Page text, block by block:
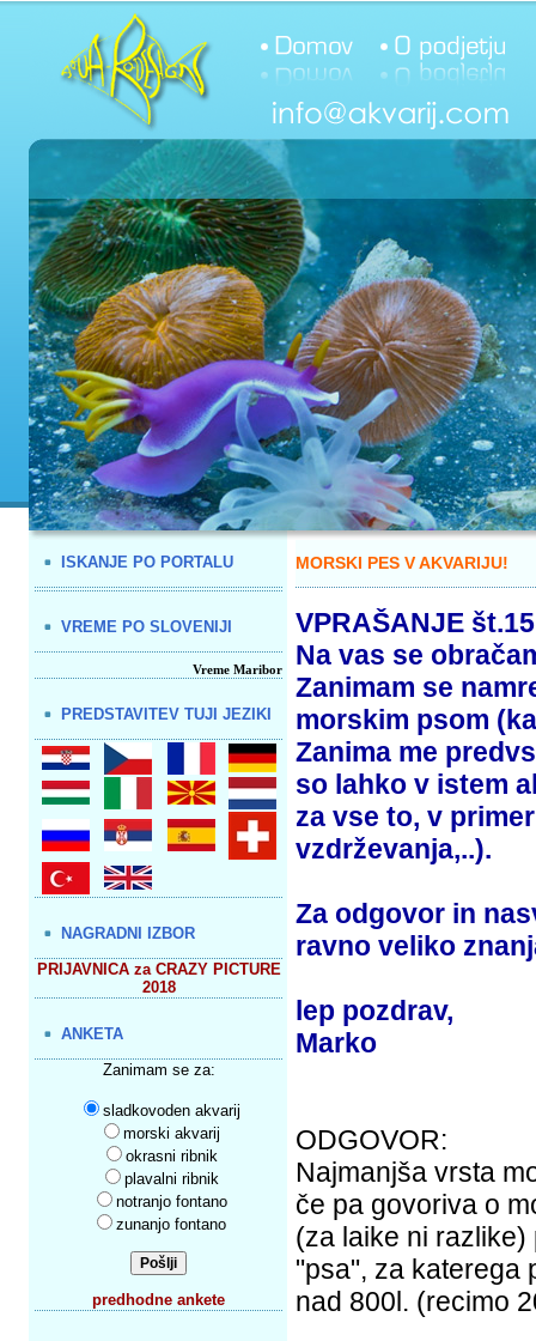
ISKANJE PO PORTALU
VREME PO SLOVENIJI
Vreme Maribor
PREDSTAVITEV TUJI JEZIKI
NAGRADNI IZBOR
PRIJAVNICA za CRAZY PICTURE
2018
ANKETA
Zanimam se za:
sladkovoden akvarij
morski akvarij
okrasni ribnik
plavalni ribnik
notranjo fontano
zunanjo fontano
predhodne ankete
MORSKI PES V AKVARIJU!
VPRAŠANJE
Na vas se
Zanimam se
morskim psom
Zanima me
so lahko v istem
za vse to, v
vzdrževanja,..).
Za odgovor in
ravno veliko
lep pozdrav,
Marko
ODGOVOR:
Najmanjša vrsta
če pa govoriva o
(za laike ni
"psa", za katerega
nad 800l. (recimo